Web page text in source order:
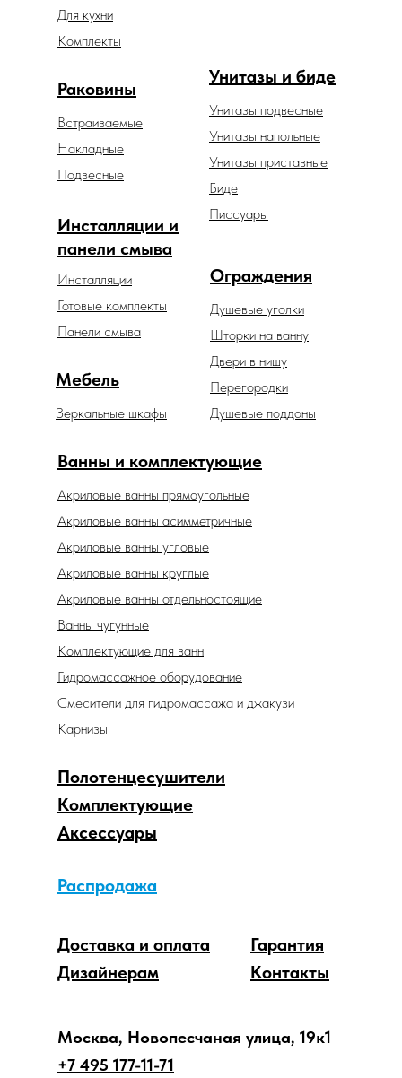
Унитазы и биде
Унитазы подвесные
Унитазы напольные
Унитазы приставные
Раковины
Встраиваемые
Накладные
Подвесные
Для кухни
Ванны и комплектующие
Акриловые ванны прямоугольные
Зеркальные шкафы
Мебель
Ограждения
Душевые уголки
Шторки на ванну
Двери в нишу
Перегородки
Аксессуары
Распродажа
Комплектующие
Дизайнерам
Доставка и оплата
Гарантия
Контакты
Биде
Душевые поддоны
Акриловые ванны отдельностоящие
Акриловые ванны асимметричные
Акриловые ванны угловые
Акриловые ванны круглые
Ванны чугунные
Комплектующие для ванн
Гидромассажное оборудование
Смесители для гидромассажа и джакузи
Карнизы
Полотенцесушители
Инсталляции и
панели смыва
Инсталляции
Готовые комплекты
Панели смыва
Комплекты
Писсуары
Москва, Новопесчаная улица, 19к1
+7 495 177-11-71